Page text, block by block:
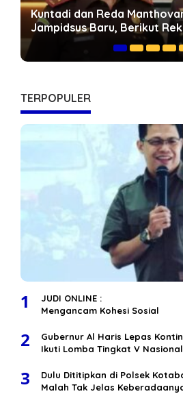
Geopolitik Energi
Mengapa Jalan
Dipercepat
TERPOPULER
1
JUDI ONLINE :
Mengancam Kohesi Sosial
2
Gubernur Al Haris Lepas
Ikuti Lomba Tingkat V Nasional
3
Dulu Dititipkan di Polsek
Malah Tak Jelas